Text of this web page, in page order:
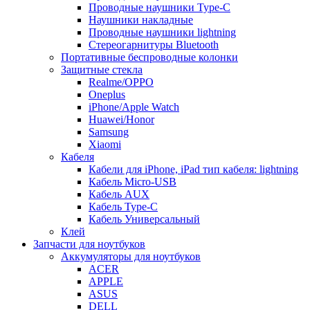
Проводные наушники Type-C
Наушники накладные
Проводные наушники lightning
Стереогарнитуры Bluetooth
Портативные беспроводные колонки
Защитные стекла
Realme/OPPO
Oneplus
iPhone/Apple Watch
Huawei/Honor
Samsung
Xiaomi
Кабеля
Кабели для iPhone, iPad тип кабеля: lightning
Кабель Micro-USB
Кабель AUX
Кабель Type-C
Кабель Универсальный
Клей
Запчасти для ноутбуков
Аккумуляторы для ноутбуков
ACER
APPLE
ASUS
DELL